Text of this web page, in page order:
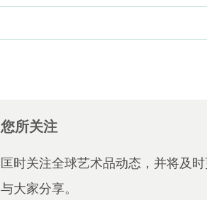
您所关注
匡时关注全球艺术品动态，并将及
与大家分享。